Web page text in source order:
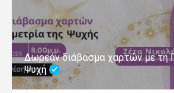
Δωρεάν διάβασμα χαρτών με τη
Ψυχή